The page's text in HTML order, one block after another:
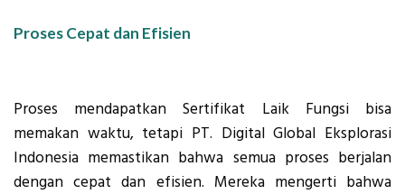
Proses Cepat dan Efisien
Proses mendapatkan Sertifikat Laik Fungsi bisa
memakan waktu, tetapi PT. Digital Global Eksplorasi
Indonesia memastikan bahwa semua proses berjalan
dengan cepat dan efisien. Mereka mengerti bahwa